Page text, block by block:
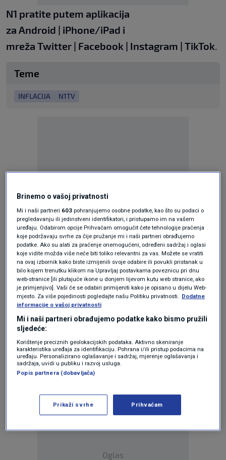
N1 pratite putem aplikacija
za Android | iPhone/iPad i
mreža Twitter | Facebook | Instagram | TikTok.
Teme
INFLACIJA N1TV
KAKVO JE TVOJE MIŠLJENJE O OVOME?
Pridruži se raspravi ili pročitaj komentare
Budi prvi koji će ostaviti komentar
Pratite nas na društvenim mrežama
Oglas
Brinemo o vašoj privatnosti
Mi i naši partneri 603 pohranjujemo osobne podatke, kao što su podaci o
pregledavanju ili jedinstveni identifikatori, i pristupamo im na vašem
uređaju. Odabirom opcije Prihvaćam omogućit ćete tehnologije praćenja
koje podržavaju svrhe za čije pružanje mi i naši partneri obrađujemo
podatke. Ako su alati za praćenje onemogućeni, određeni sadržaj i oglasi
koje vidite možda više neće biti toliko relevantni za vas. Možete se vratiti
na ovaj izbornik kako biste izmijenili svoje odabire ili povukli pristanak u
bilo kojem trenutku klikom na Upravljaj postavkama poveznicu pri dnu
web-stranice [ili plutajuće ikone u donjem lijevom kutu web stranice, ako
je primjenjivo]. Vaši će se odabiri primijeniti kako je opisano u dijelu Web-
mjesto. Za više pojedinosti pogledajte našu Politiku privatnosti. Dodatne
informacije o vašoj privatnosti
Mi i naši partneri obrađujemo podatke kako bismo pružili
sljedeće:
Korištenje preciznih geolokacijskih podataka. Aktivno skeniranje
karakteristika uređaja za identifikaciju. Pohrana i/ili pristup podacima na
uređaju. Personalizirano oglašavanje i sadržaj, mjerenje oglašavanja i
sadržaja, uvidi u publiku i razvoj usluga.
Popis partnera (dobavljača)
Prikaži svrhe Prihvaćam